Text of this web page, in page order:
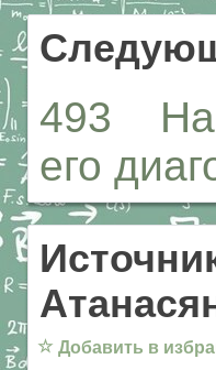
493
его
☆ Добавить в